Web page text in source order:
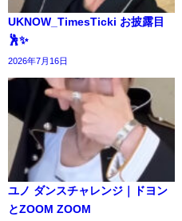
UKNOW_TimesTicki お披露目
🕺✨️
2026年7月16日
ユノ ダンスチャレンジ｜ドヨン
とZOOM ZOOM